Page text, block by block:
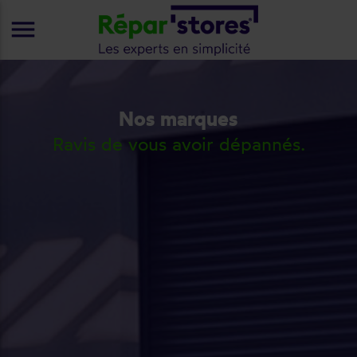
Nos marques
Ravis de vous avoir dépannés.
menu